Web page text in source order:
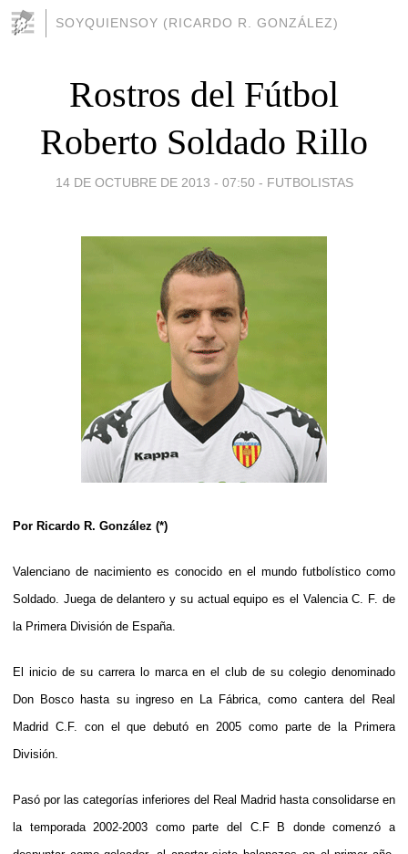
SOYQUIENSOY (RICARDO R. GONZÁLEZ)
Rostros del Fútbol
Roberto Soldado Rillo
14 DE OCTUBRE DE 2013 - 07:50 - FUTBOLISTAS
Por Ricardo R. González (*)
Valenciano de nacimiento es conocido en el mundo futbolístico como
Soldado. Juega de delantero y su actual equipo es el Valencia C. F. de
la Primera División de España.
El inicio de su carrera lo marca en el club de su colegio denominado
Don Bosco hasta su ingreso en La Fábrica, como cantera del Real
Madrid C.F. con el que debutó en 2005 como parte de la Primera
División.
Pasó por las categorías inferiores del Real Madrid hasta consolidarse en
la temporada 2002-2003 como parte del C.F B donde comenzó a